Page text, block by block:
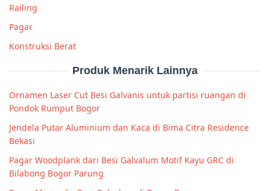
Railing
Pagar
Konstruksi Berat
Produk Menarik Lainnya
Ornamen Laser Cut Besi Galvanis untuk partisi ruangan di
Pondok Rumput Bogor
Jendela Putar Aluminium dan Kaca di Bima Citra Residence
Bekasi
Pagar Woodplank dari Besi Galvalum Motif Kayu GRC di
Bilabong Bogor Parung